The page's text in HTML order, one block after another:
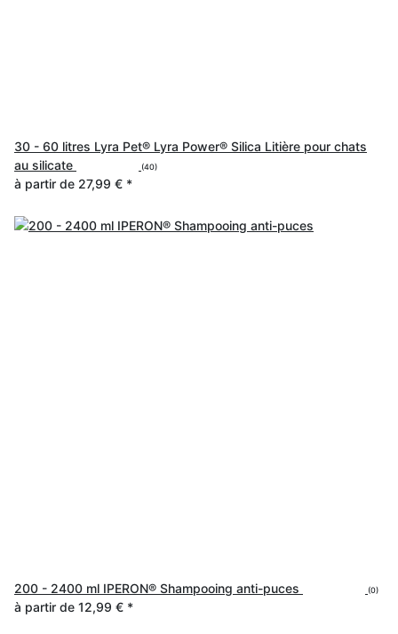
30 - 60 litres Lyra Pet® Lyra Power® Silica Litière pour chats
au silicate
(40)
à partir de 27,99 € *
200 - 2400 ml IPERON® Shampooing anti-puces (0)
à partir de 12,99 € *